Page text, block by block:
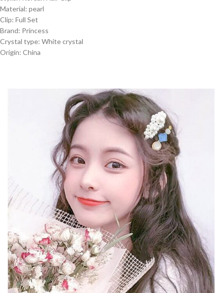
Material: pearl
Clip: Full Set
Brand: Princess
Crystal type: White crystal
Origin: China